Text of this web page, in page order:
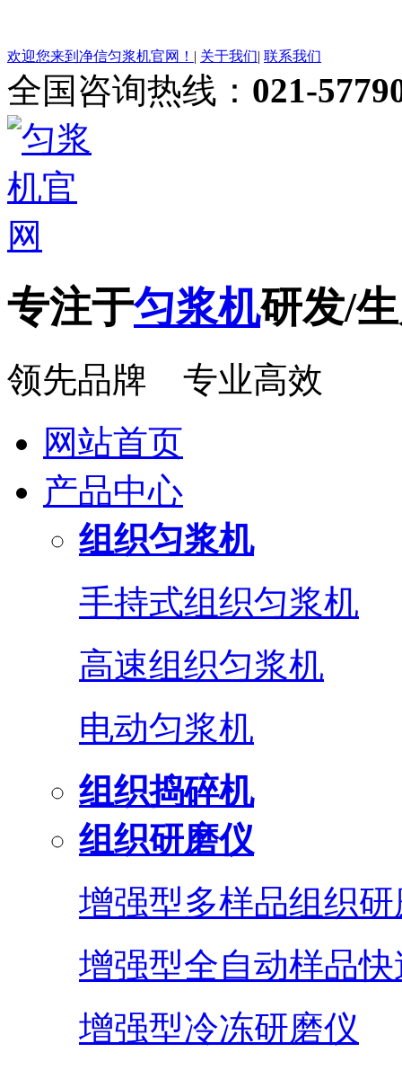
欢迎您来到净信匀浆机官网！ | 关于我们| 联系我们
全国咨询热线： 021-
专注于匀浆机研发/
领先品牌 专业高效
网站首页
产品中心
组织匀浆机
手持式组织匀浆机
高速组织匀浆机
电动匀浆机
组织捣碎机
组织研磨仪
增强型多样品组织
增强型全自动样品
增强型冷冻研磨仪